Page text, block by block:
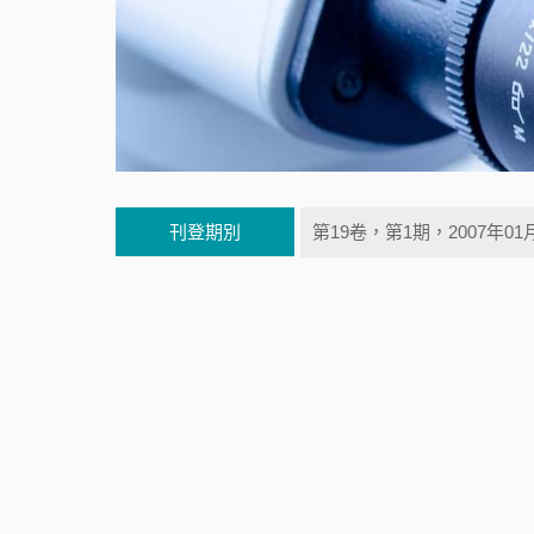
刊登期別 第19卷，第1期，2007年01